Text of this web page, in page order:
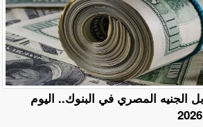
الجنيه المصري في البنوك.. اليوم